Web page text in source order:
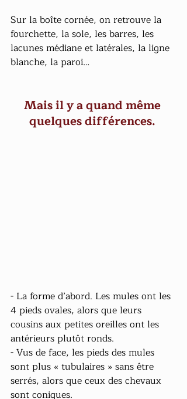
Sur la boîte cornée, on retrouve la
fourchette, la sole, les barres, les
lacunes médiane et latérales, la ligne
blanche, la paroi…
Mais il y a quand même
quelques différences.
- La forme d’abord. Les mules ont les
4 pieds ovales, alors que leurs
cousins aux petites oreilles ont les
antérieurs plutôt ronds.
- Vus de face, les pieds des mules
sont plus « tubulaires » sans être
serrés, alors que ceux des chevaux
sont coniques.